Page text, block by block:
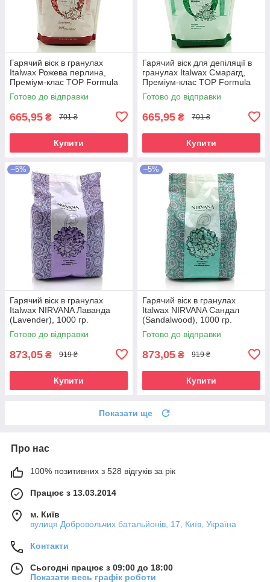
Гарячий віск в гранулах
Italwax Рожева перлина,
Преміум-клас TOP Formula
(Pink Pearl), 750 гр.
Готово до відправки
665,95 ₴ 701 ₴
Купити
Гарячий віск для депіляції в
гранулах Italwax Смарагд,
Преміум-клас TOP Formula
(Emerald), 750 гр.
Готово до відправки
665,95 ₴ 701 ₴
Купити
–5%
Гарячий віск в гранулах
Italwax NIRVANA Лаванда
(Lavender), 1000 гр.
Готово до відправки
873,05 ₴ 919 ₴
Купити
–5%
Гарячий віск в гранулах
Italwax NIRVANA Сандал
(Sandalwood), 1000 гр.
Готово до відправки
873,05 ₴ 919 ₴
Купити
Показати ще
Про нас
100% позитивних з 528 відгуків за рік
Працює з 13.03.2014
м. Київ
вулиця Добровольчих батальйонів, 17, Київ, Україна
Контакти
Сьогодні працює з 09:00 до 18:00
Показати весь графік роботи